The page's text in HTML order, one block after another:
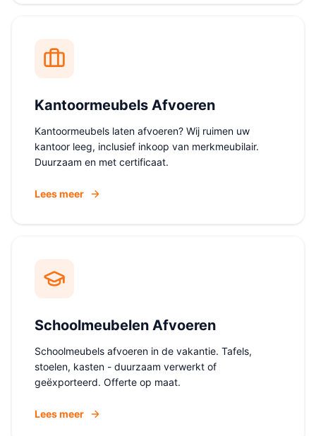
Kantoormeubels Afvoeren
Kantoormeubels laten afvoeren? Wij ruimen uw
kantoor leeg, inclusief inkoop van merkmeubilair.
Duurzaam en met certificaat.
Lees meer
Schoolmeubelen Afvoeren
Schoolmeubels afvoeren in de vakantie. Tafels,
stoelen, kasten - duurzaam verwerkt of
geëxporteerd. Offerte op maat.
Lees meer